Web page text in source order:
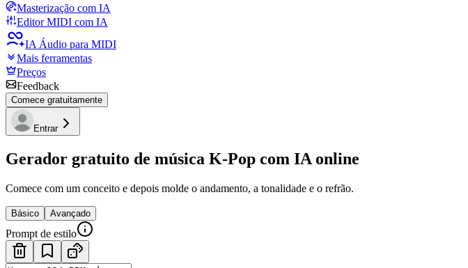
Masterização com IA
Editor MIDI com IA
IA Áudio para MIDI
Mais ferramentas
Preços
Feedback
Comece gratuitamente
Entrar
Gerador gratuito de música K-Pop com IA online
Comece com um conceito e depois molde o andamento, a tonalidade e o refrão.
Básico Avançado
Prompt de estilo